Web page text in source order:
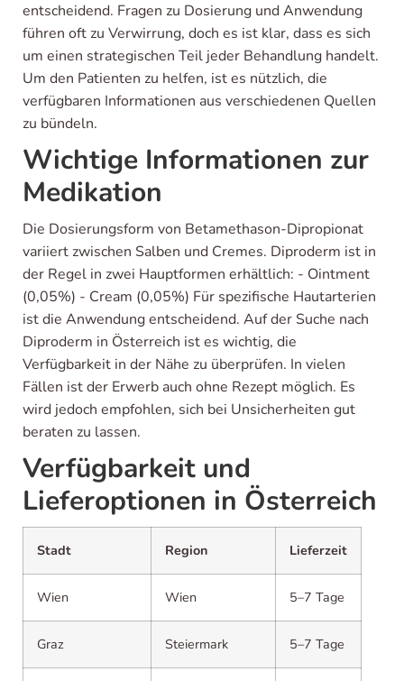
entscheidend. Fragen zu Dosierung und Anwendung
führen oft zu Verwirrung, doch es ist klar, dass es sich
um einen strategischen Teil jeder Behandlung handelt.
Um den Patienten zu helfen, ist es nützlich, die
verfügbaren Informationen aus verschiedenen Quellen
zu bündeln.
Wichtige Informationen zur
Medikation
Die Dosierungsform von Betamethason-Dipropionat
variiert zwischen Salben und Cremes. Diproderm ist in
der Regel in zwei Hauptformen erhältlich: - Ointment
(0,05%) - Cream (0,05%) Für spezifische Hautarterien
ist die Anwendung entscheidend. Auf der Suche nach
Diproderm in Österreich ist es wichtig, die
Verfügbarkeit in der Nähe zu überprüfen. In vielen
Fällen ist der Erwerb auch ohne Rezept möglich. Es
wird jedoch empfohlen, sich bei Unsicherheiten gut
beraten zu lassen.
Verfügbarkeit und
Lieferoptionen in Österreich
Stadt Region Lieferzeit
Wien Wien 5–7 Tage
Graz Steiermark 5–7 Tage